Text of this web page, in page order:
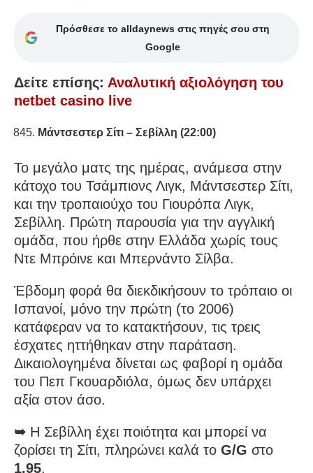
Πρόσθεσε το alldaynews στις πηγές σου στη
Google
Δείτε επίσης: Αναλυτική αξιολόγηση του
netbet casino live
Μάντσεστερ Σίτι – Σεβίλλη (22:00)
Το μεγάλο ματς της ημέρας, ανάμεσα στην
κάτοχο του Τσάμπιονς Λιγκ, Μάντσεστερ Σίτι,
και την τροπαιούχο του Γιουρόπα Λιγκ,
Σεβίλλη. Πρώτη παρουσία για την αγγλική
ομάδα, που ήρθε στην Ελλάδα χωρίς τους
Ντε Μπρόινε και Μπερνάντο Σίλβα.
Έβδομη φορά θα διεκδικήσουν το τρόπαιο οι
Ισπανοί, μόνο την πρώτη (το 2006)
κατάφεραν να το κατακτήσουν, τις τρεις
έσχατες ηττήθηκαν στην παράταση.
Δικαιολογημένα δίνεται ως φαβορί η ομάδα
του Πεπ Γκουαρδιόλα, όμως δεν υπάρχει
αξία στον άσο.
➥ Η Σεβίλλη έχει ποιότητα και μπορεί να
ζορίσει τη Σίτι, πληρώνει καλά το G/G στο
1.95.